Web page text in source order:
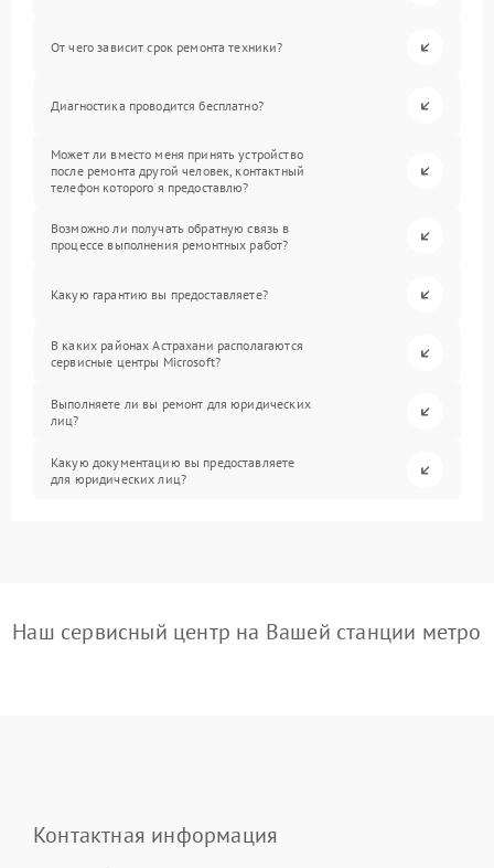
От чего зависит срок ремонта техники?
Диагностика проводится бесплатно?
Может ли вместо меня принять устройство
после ремонта другой человек, контактный
телефон которого я предоставлю?
Возможно ли получать обратную связь в
процессе выполнения ремонтных работ?
Какую гарантию вы предоставляете?
В каких районах Астрахани располагаются
сервисные центры Microsoft?
Выполняете ли вы ремонт для юридических
лиц?
Какую документацию вы предоставляете
для юридических лиц?
Наш сервисный центр на Вашей станции метро
Контактная информация